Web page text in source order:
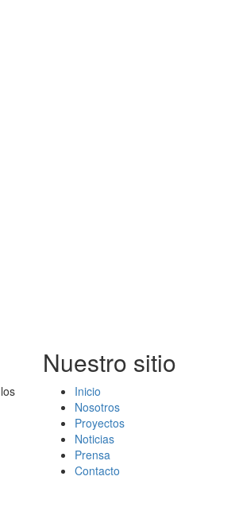
Nuestro sitio
Inicio
Nosotros
Proyectos
Noticias
Prensa
Contacto